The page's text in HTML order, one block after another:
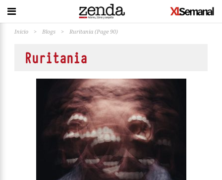
Inicio > Blogs > Ruritania (Page 90)
Ruritania